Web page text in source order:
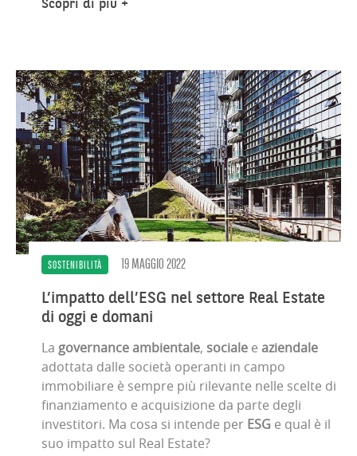
SOSTENIBILITÀ 19 MAGGIO 2022
L’impatto dell’ESG nel settore Real Estate
di oggi e domani
La governance ambientale, sociale e aziendale
adottata dalle società operanti in campo
immobiliare è sempre più rilevante nelle scelte di
finanziamento e acquisizione da parte degli
investitori. Ma cosa si intende per ESG e qual è il
suo impatto sul Real Estate?